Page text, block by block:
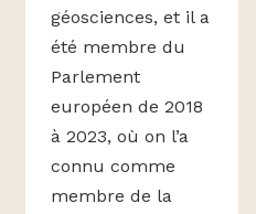
géosciences, et il a
été membre du
Parlement
européen de 2018
à 2023, où on l’a
connu comme
membre de la